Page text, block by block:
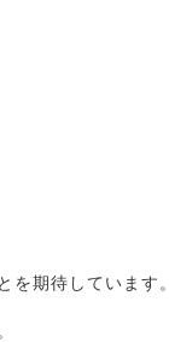
を期待しています。